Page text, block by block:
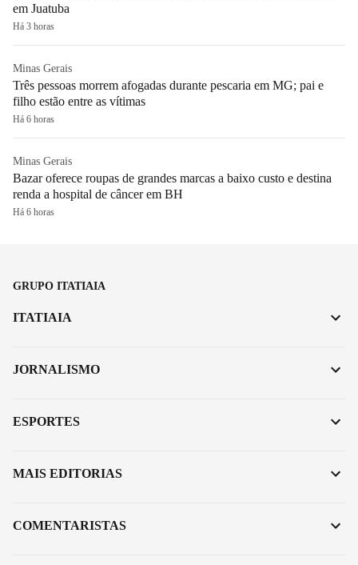
em Juatuba
Há 3 horas
Minas Gerais
Três pessoas morrem afogadas durante pescaria em MG; pai e
filho estão entre as vítimas
Há 6 horas
Minas Gerais
Bazar oferece roupas de grandes marcas a baixo custo e destina
renda a hospital de câncer em BH
Há 6 horas
GRUPO ITATIAIA
ITATIAIA
JORNALISMO
ESPORTES
MAIS EDITORIAS
COMENTARISTAS